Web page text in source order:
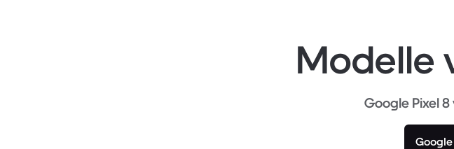
Modelle
Google Pixel 8